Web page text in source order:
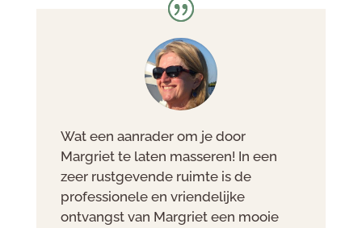
Wat een aanrader om je door
Margriet te laten masseren! In een
zeer rustgevende ruimte is de
professionele en vriendelijke
ontvangst van Margriet een mooie